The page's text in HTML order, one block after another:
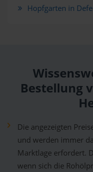
Hopfgarten in
Bestellung
Die angezeigten
und werden immer
Marktlage erfordert.
wenn sich die